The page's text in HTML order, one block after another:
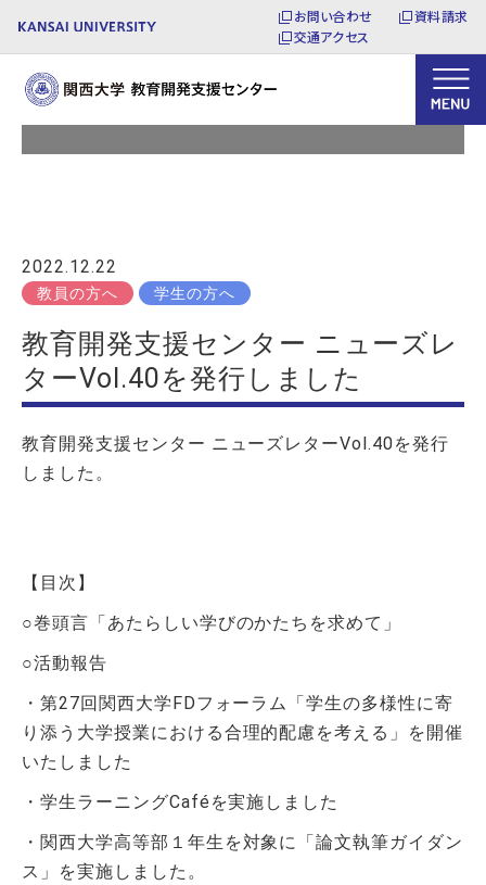
お問い合わせ
資料請求
交通アクセス
お知らせ
2022.12.22
教員の方へ 学生の方へ
教育開発支援センター ニューズレ
ターVol.40を発行しました
教育開発支援センター ニューズレターVol.40を発行
しました。
【目次】
○巻頭言「あたらしい学びのかたちを求めて」
○活動報告
・第27回関西大学 FDフォーラム「学生の多様性に寄
り添う大学授業における合理的配慮を考える」を開催
いたしました
・学生ラーニングCafé を実施しました
・関西大学高等部１年生を対象に「論文執筆ガイダン
ス」を実施しました。